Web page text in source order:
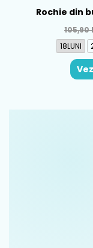
Rochie din
105,90
18LUNI